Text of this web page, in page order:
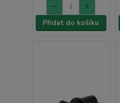
Přidat do košíku